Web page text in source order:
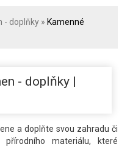
- doplňky » Kamenné
- doplňky |
a doplňte svou zahradu či
materiálu, které